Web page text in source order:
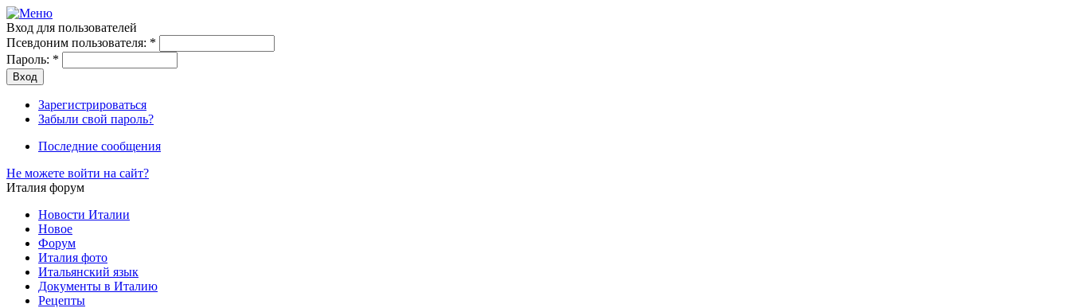
Вход для пользователей
Псевдоним пользователя: *
Пароль: *
Зарегистрироваться
Забыли свой пароль?
Последние сообщения
Не можете войти на сайт?
Италия форум
Новости Италии
Новое
Форум
Италия фото
Итальянский язык
Документы в Италию
Рецепты